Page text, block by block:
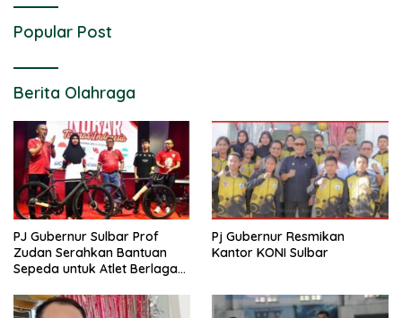
Popular Post
Berita Olahraga
PJ Gubernur Sulbar Prof
Zudan Serahkan Bantuan
Sepeda untuk Atlet Berlaga
Pj Gubernur Resmikan
Kantor KONI Sulbar